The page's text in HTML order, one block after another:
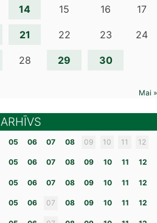
14 15 16 17
21 22 23 24
28 29 30
Mai »
ARHĪVS
05 06 07 08 09 10 11 12
05 06 07 08 09 10 11 12
05 06 07 08 09 10 11 12
05 06 07 08 09 10 11 12